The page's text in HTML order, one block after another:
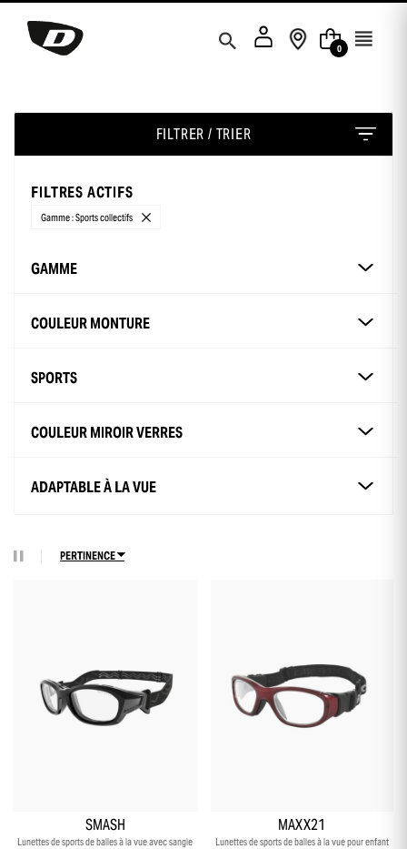
0
FILTRER / TRIER
FILTRES ACTIFS
Gamme : Sports collectifs
GAMME
COULEUR MONTURE
SPORTS
COULEUR MIROIR VERRES
ADAPTABLE À LA VUE
PERTINENCE
SMASH
Lunettes de sports de balles à la vue avec sangle
MAXX21
Lunettes de sports de balles à la vue pour enfant
Panneau de gestion des cookies